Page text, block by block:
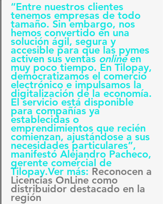
“Entre nuestros clientes
tenemos empresas de todo
tamaño. Sin embargo, nos
hemos convertido en una
solución ágil, segura y
accesible para que las pymes
activen sus ventas online en
muy poco tiempo. En Tilopay,
democratizamos el comercio
electrónico e impulsamos la
digitalización de la economía.
El servicio está disponible
para compañías ya
establecidas o
emprendimientos que recién
comienzan, ajustándose a sus
necesidades particulares”,
manifestó Alejandro Pacheco,
gerente comercial de
Tilopay.Ver más: Reconocen a
Licencias OnLine como
distribuidor destacado en la
región